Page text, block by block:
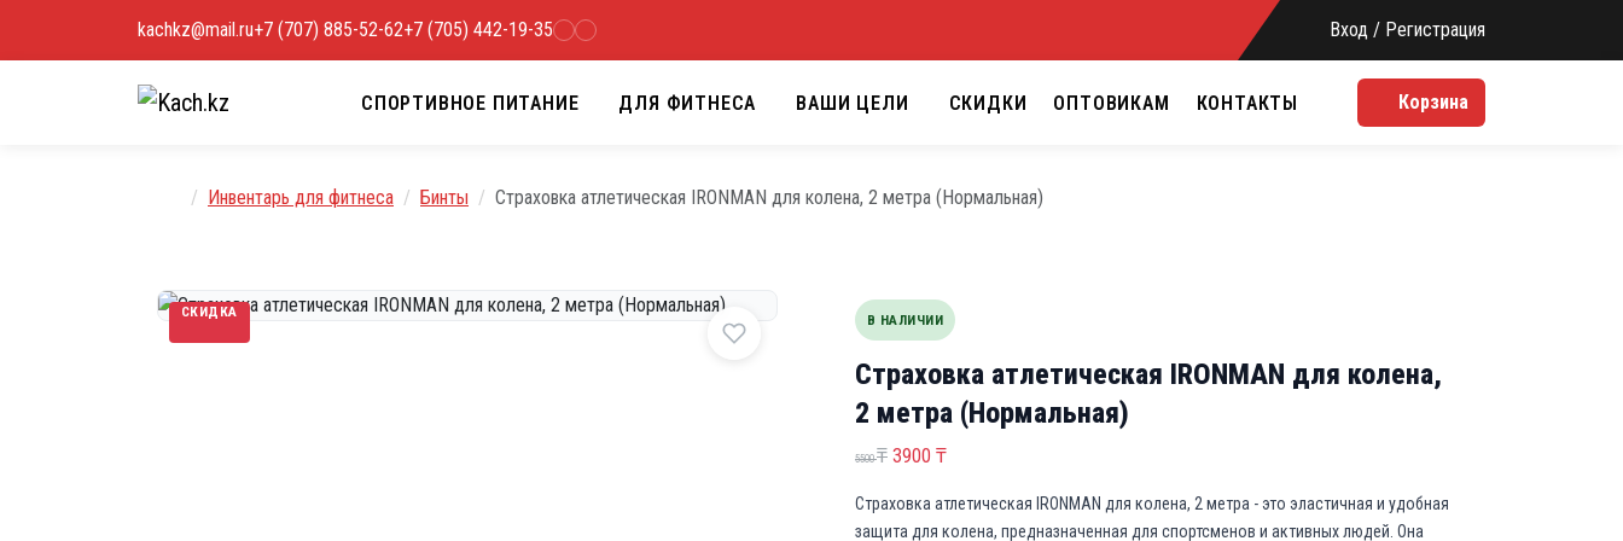
kachkz@mail.ru+7 (707) 885-52-62+7 (705) 442-19-35 Вход / Регистрация
СПОРТИВНОЕ ПИТАНИЕ ДЛЯ ФИТНЕСА ВАШИ ЦЕЛИ СКИДКИ ОПТОВИКАМ КОНТАКТЫ Корзина
Главная
Инвентарь для фитнеса Бинты Страховка атлетическая IRONMAN для колена, 2 метра (Нормальная)
СКИДКА В НАЛИЧИИ
Страховка атлетическая IRONMAN для колена,
2 метра (Нормальная)
5500₸ П
р
3900 ₸Т
к
Страховка атлетическая IRONMAN для колена, 2 метра - это эластичная и удобная
защита для колена, предназначенная для спортсменов и активных людей. Она